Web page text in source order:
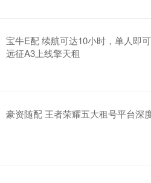
宝牛E配 续航可达10小时，单人即
远征A3上线擎天租
豪资随配 王者荣耀五大租号平台深